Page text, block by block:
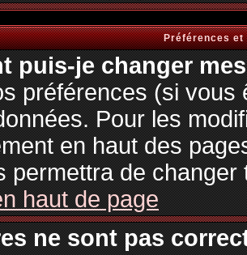
Préférences
puis-je changer
préférences (si
Pour les
en haut des
permettra de
haut de page
ne sont pas